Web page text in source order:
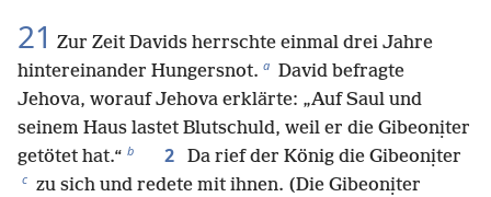
21 Zur Zeit Davids herrschte einmal drei Jahre
hintereinander Hungersnot. a David befragte
Jehova, worauf Jehova erklärte: „Auf Saul und
seinem Haus lastet Blutschuld, weil er die Gibeonịter
getötet hat.“ b 2 Da rief der König die Gibeonịter
c zu sich und redete mit ihnen. (Die Gibeonịter